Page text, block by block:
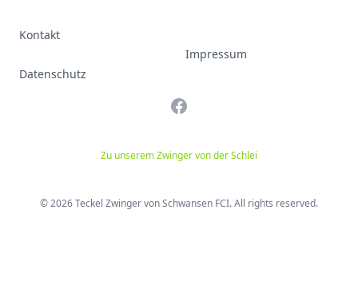
Kontakt
Datenschutz
Impressum
Facebook
Zu unserem Zwinger von der Schlei
© 2026 Teckel Zwinger von Schwansen FCI. All rights reserved.